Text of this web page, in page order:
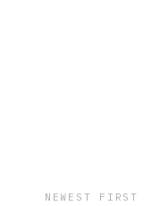
NEWEST FIRST